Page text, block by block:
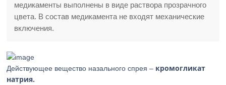
медикаменты выполнены в виде раствора прозрачного
цвета. В состав медикамента не входят механические
включения.
Действующее вещество назального спрея – кромогликат
натрия.